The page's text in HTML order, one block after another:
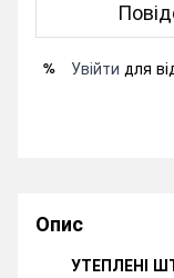
% Увійти для
Опис
УТЕПЛЕНІ